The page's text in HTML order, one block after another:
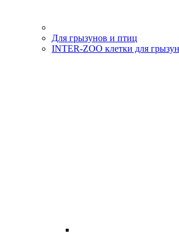
Для грызунов и птиц
INTER-ZOO клетки для